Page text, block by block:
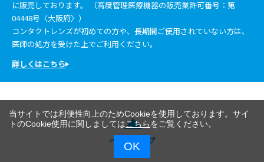
に販売しております。 （高度管理医療機器の販売業許可番号：第
04448号〈大阪府〉）
コンタクトレンズが初めての方や、長期間ご使用されていない方は、
医師の処方を受けた上でご利用ください。
詳しくはこちら
ページトップ
当サイトでは利便性向上のためCookieを使用しております。サイ
トのCookie使用に関しましてはこちらをご覧ください。
OK